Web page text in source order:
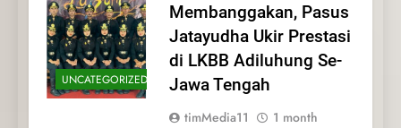
UNCATEGORIZED
Membanggakan, Pasus
Jatayudha Ukir Prestasi
di LKBB Adiluhung Se-
Jawa Tengah
timMedia11
1 month